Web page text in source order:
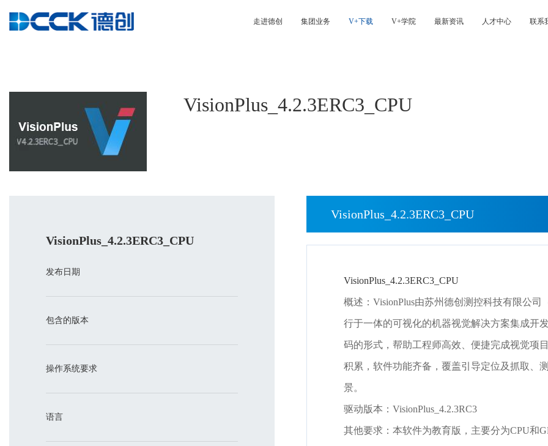
走进德创 集团业务 V+下载 V+学院 最新资讯 人才中心 联系
VisionPlus_4.2.3ERC3_CPU
VisionPlus_4.2.3ERC3_CPU
发布日期
包含的版本
操作系统要求
语言
VisionPlus_4.2.3ERC3_CPU
VisionPlus_4.2.3ERC3_CPU
概述：VisionPlus由苏州德创测控科技有限公
行于一体的可视化的机器视觉解决方案集成开
码的形式，帮助工程师高效、便捷完成视觉项
积累，软件功能齐备，覆盖引导定位及抓取、
景。
驱动版本：VisionPlus_4.2.3RC3
其他要求：本软件为教育版，主要分为CPU和